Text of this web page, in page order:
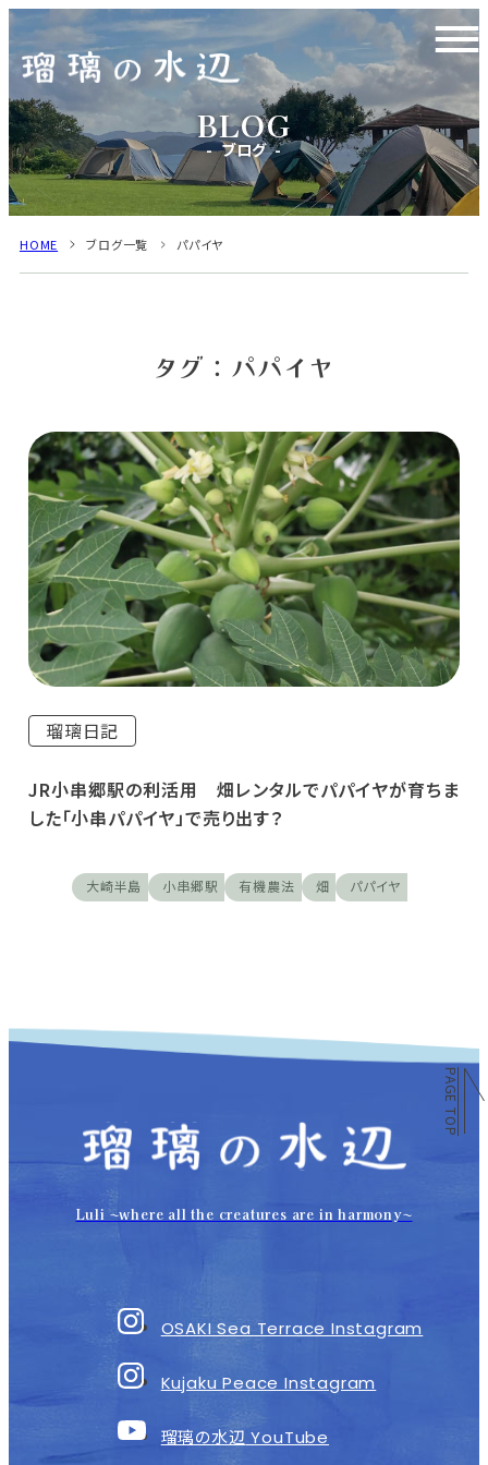
ブログ
HOME ブログ一覧 パパイヤ
タグ：パパイヤ
瑠璃日記
JR小串郷駅の利活用 畑レンタルでパパイヤが育ちま
した「小串パパイヤ」で売り出す？
大崎半島 小串郷駅 有機農法 畑 パパイヤ
Luli 〜where all the creatures are in harmony〜
OSAKI Sea Terrace Instagram
Kujaku Peace Instagram
瑠璃の水辺 YouTube
PAGE TOP